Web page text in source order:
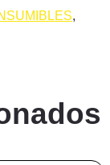
€.
,